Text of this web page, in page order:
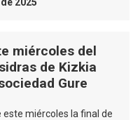
miércoles del
de Kizkia
Gure
este miércoles la final de